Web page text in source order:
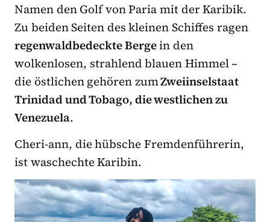
Namen den Golf von Paria mit der Karibik.
Zu beiden Seiten des kleinen Schiffes ragen
regenwaldbedeckte Bergein den
wolkenlosen, strahlend blauen Himmel –
die östlichen gehören zumZweiinselstaat
Trinidad und Tobago, die westlichen zu
Venezuela.
Cheri-ann, die hübsche Fremdenführerin,
ist waschechte Karibin.